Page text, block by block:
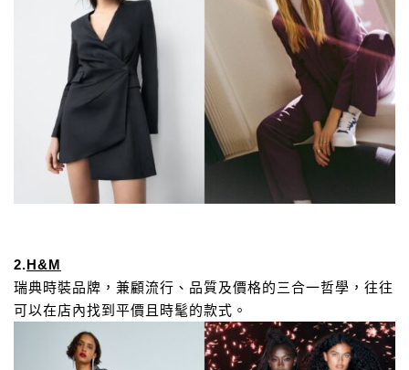
2.H&M
瑞典時裝品牌，兼顧流行、品質及價格的三合一哲學，往往
可以在店內找到平價且時髦的款式。